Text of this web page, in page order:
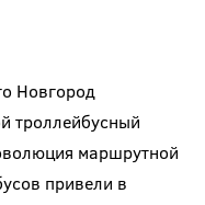
Новгород
троллейбусный
маршрутной
привели в